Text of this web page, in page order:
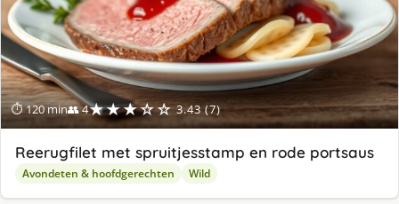
⏱ 120 min👥 4★★★☆☆ 3.43 (7)
Reerugfilet met spruitjesstamp en rode portsaus
Avondeten & hoofdgerechten Wild